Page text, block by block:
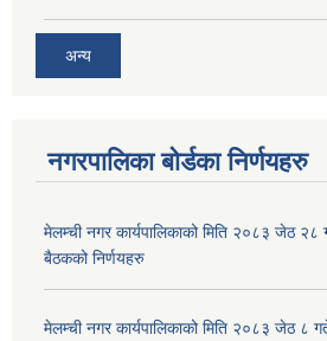
अन्य
नगरपालिका बोर्डका निर्णयहरु
मेलम्ची नगर कार्यपालिकाको मिति २०८३ जेठ २८
बैठकको निर्णयहरु
मेलम्ची नगर कार्यपालिकाको मिति २०८३ जेठ ८